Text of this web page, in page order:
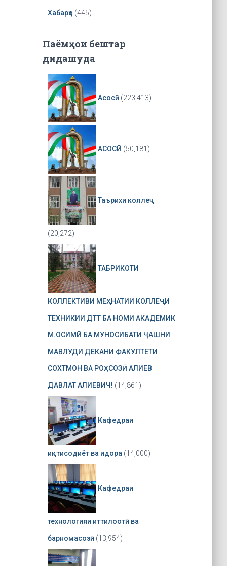
Хабарҳо (445)
Паёмҳои бештар
дидашуда
Асосӣ (223,413)
АСОСӢ (50,181)
Таърихи коллеҷ
(20,272)
ТАБРИКОТИ
КОЛЛЕКТИВИ МЕҲНАТИИ КОЛЛЕҶИ
ТЕХНИКИИ ДТТ БА НОМИ АКАДЕМИК
М.ОСИМӢ БА МУНОСИБАТИ ҶАШНИ
МАВЛУДИ ДЕКАНИ ФАКУЛТЕТИ
СОХТМОН ВА РОҲСОЗӢ АЛИЕВ
ДАВЛАТ АЛИЕВИЧ! (14,861)
Кафедраи
иқтисодиёт ва идора (14,000)
Кафедраи
технологияи иттилоотӣ ва
барномасозӣ (13,954)